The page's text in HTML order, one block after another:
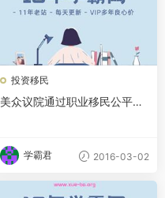
投资移民
美众议院通过职业移民公平法
学霸君 2016-03-02